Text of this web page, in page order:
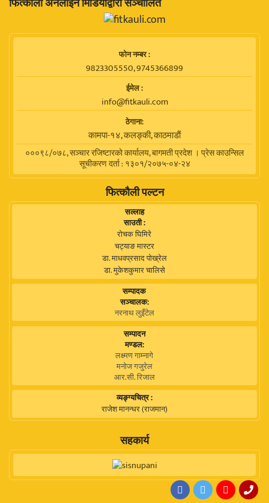
फित्काैली अनलाइन मिडियाद्वारा सञ्चालित
फाेन नम्बर :
9823305550, 9745366899
ईमेल :
info@fitkauli.com
ठेगाना:
कामपा-१४, कलङ्की, काठमाडाैं
०००९८/०७८, सञ्चार रजिष्टारको कार्यालय, बागमती प्रदेश । प्रेस काउन्सिल
सूचीकरण दर्ता : १३०१/२०७५-०४-२४
फित्कौली पल्टन
सल्लाह
साउती :
रोचक घिमिरे
चट्याङ मास्टर
डा. माधवप्रसाद पोख्रेल
डा. मुकेशकुमार चालिसे
सम्पादक
सञ्चालक:
नरनाथ लुइँटेल
सम्पादन
मण्डल:
लक्ष्मण गाम्नागे
मनोज गजुरेल
आर.सी. रिजाल
व्यङ्ग्यचित्र :
राजेश मानन्धर (राजमान)
सहकार्य